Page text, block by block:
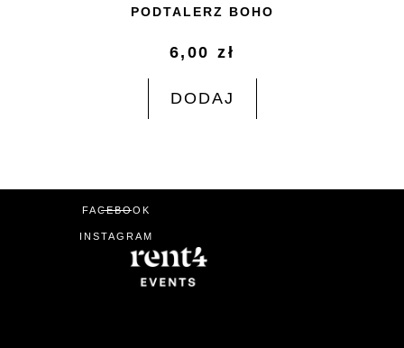
PODTALERZ BOHO
6,00zł
DODAJ
FACEBOOK
INSTAGRAM